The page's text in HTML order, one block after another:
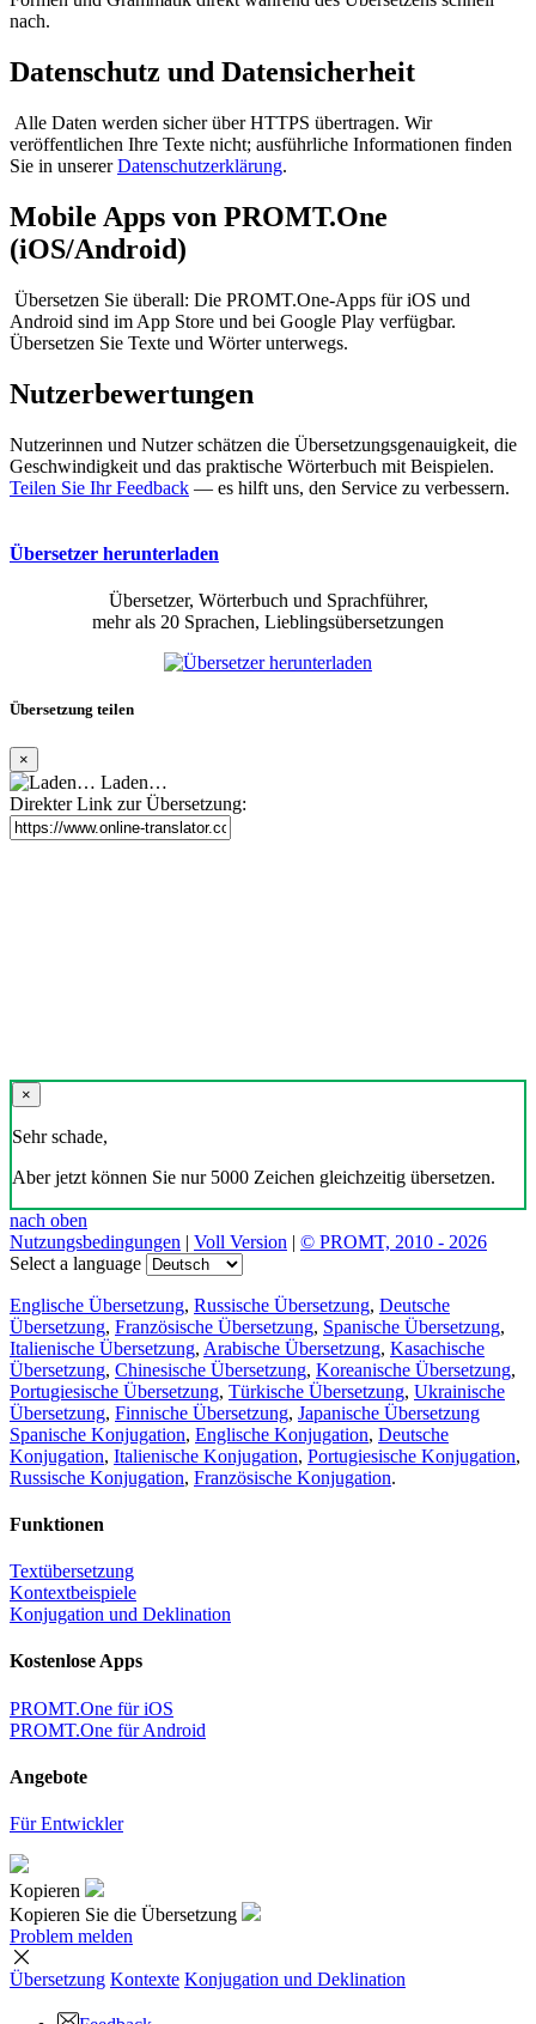
nach.
Datenschutz und Datensicherheit
Alle Daten werden sicher über HTTPS übertragen. Wir
veröffentlichen Ihre Texte nicht; ausführliche Informationen finden
Sie in unsererDatenschutzerklärung.
Mobile Apps von PROMT.One
(iOS/Android)
Übersetzen Sie überall: Die PROMT.One-Apps für iOS und
Android sind im App Store und bei Google Play verfügbar.
Übersetzen Sie Texte und Wörter unterwegs.
Nutzerbewertungen
Nutzerinnen und Nutzer schätzen die Übersetzungsgenauigkeit, die
Geschwindigkeit und das praktische Wörterbuch mit Beispielen.
Teilen Sie Ihr Feedback — es hilft uns, den Service zu verbessern.
Übersetzer herunterladen
Übersetzer, Wörterbuch und Sprachführer,
mehr als 20 Sprachen, Lieblingsübersetzungen
Übersetzung teilen
×
Laden…
Direkter Link zur Übersetzung:
×
Sehr schade,
Aber jetzt können Sie nur 5000 Zeichen gleichzeitig übersetzen.
nach oben
Nutzungsbedingungen | Voll Version | © PROMT, 2010 - 2026
Select a language
Englische Übersetzung, Russische Übersetzung, Deutsche
Übersetzung, Französische Übersetzung, Spanische Übersetzung,
Italienische Übersetzung, Arabische Übersetzung, Kasachische
Übersetzung, Chinesische Übersetzung, Koreanische Übersetzung,
Portugiesische Übersetzung, Türkische Übersetzung, Ukrainische
Übersetzung, Finnische Übersetzung, Japanische Übersetzung
Spanische Konjugation, Englische Konjugation, Deutsche
Konjugation, Italienische Konjugation, Portugiesische Konjugation,
Russische Konjugation, Französische Konjugation.
Funktionen
Textübersetzung
Kontextbeispiele
Konjugation und Deklination
Kostenlose Apps
PROMT.One für iOS
PROMT.One für Android
Angebote
Für Entwickler
Kopieren
Kopieren Sie die Übersetzung
Problem melden
Übersetzung Kontexte Konjugation und Deklination